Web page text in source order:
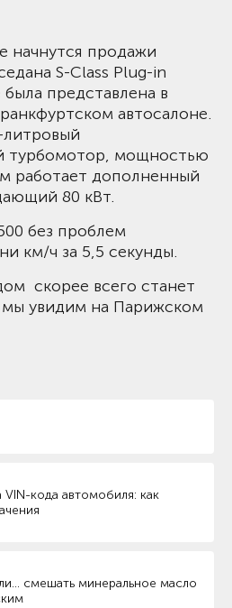
кода автомобиля: как
смешать минеральное масло
начнутся продажи
S-Class Plug-in
представлена в
автосалоне.
литровый
турбомотор, мощностью
работает дополненный
80 кВт.
без проблем
км/ч за 5,5 секунды.
скорее всего станет
мы увидим на Парижском